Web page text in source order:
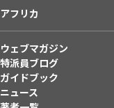
アフリカ
ウェブマガジン
特派員ブログ
ガイドブック
ニュース